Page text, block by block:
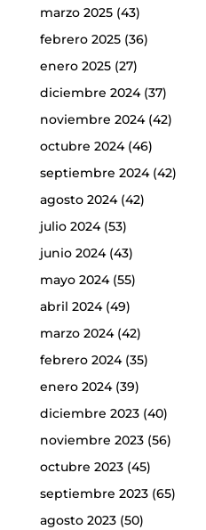
marzo 2025(43)
febrero 2025(36)
enero 2025(27)
diciembre 2024(37)
noviembre 2024(42)
octubre 2024(46)
septiembre 2024(42)
agosto 2024(42)
julio 2024(53)
junio 2024(43)
mayo 2024(55)
abril 2024(49)
marzo 2024(42)
febrero 2024(35)
enero 2024(39)
diciembre 2023(40)
noviembre 2023(56)
octubre 2023(45)
septiembre 2023(65)
agosto 2023(50)